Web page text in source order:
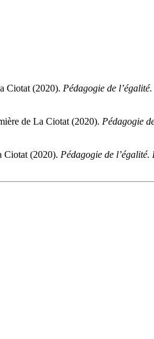
Ciotat (2020). Pédagogie de
de La Ciotat (2020). Pédagogie
Ciotat (2020). Pédagogie de